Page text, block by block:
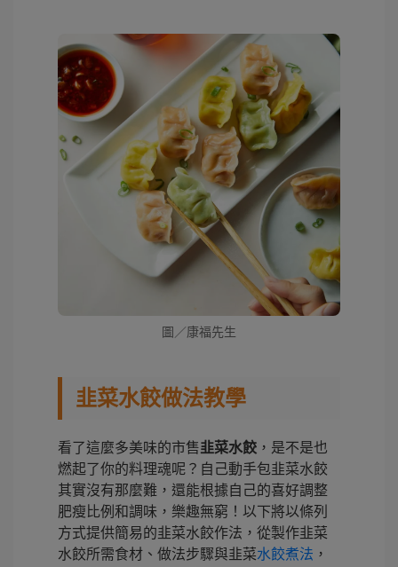
圖／康福先生
韭菜水餃做法教學
看了這麼多美味的市售韭菜水餃 ，是不是也
燃起了你的料理魂呢？自己動手包韭菜水餃
其實沒有那麼難，還能根據自己的喜好調整
肥瘦比例和調味，樂趣無窮！以下將以條列
方式提供簡易的韭菜水餃作法，從製作韭菜
水餃所需食材、做法步驟與韭菜水餃煮法 ，